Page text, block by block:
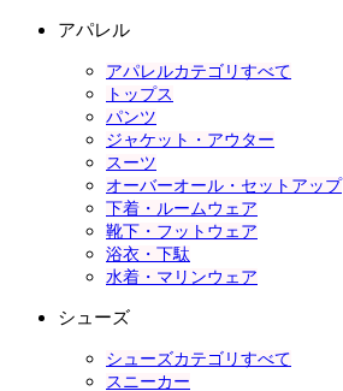
アパレル
アパレルカテゴリすべて
トップス
パンツ
ジャケット・アウター
スーツ
オーバーオール・セットアップ
下着・ルームウェア
靴下・フットウェア
浴衣・下駄
水着・マリンウェア
シューズ
シューズカテゴリすべて
スニーカー